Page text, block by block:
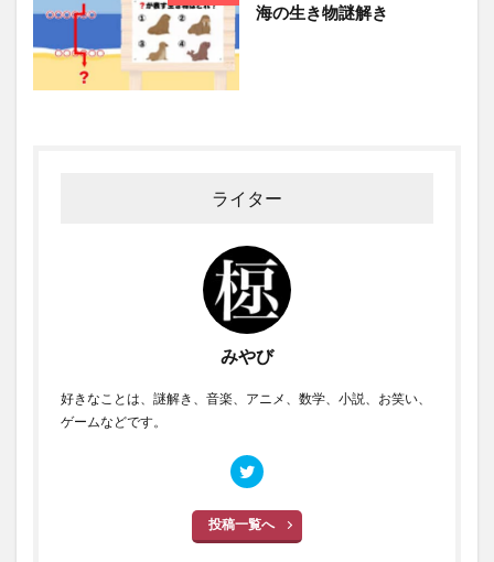
海の生き物謎解き
ライター
みやび
好きなことは、謎解き、音楽、アニメ、数学、小説、お笑い、
ゲームなどです。
投稿一覧へ